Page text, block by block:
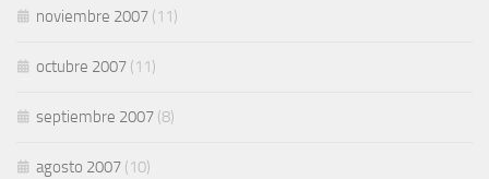
noviembre 2007 (11)
octubre 2007 (11)
septiembre 2007 (8)
agosto 2007 (10)